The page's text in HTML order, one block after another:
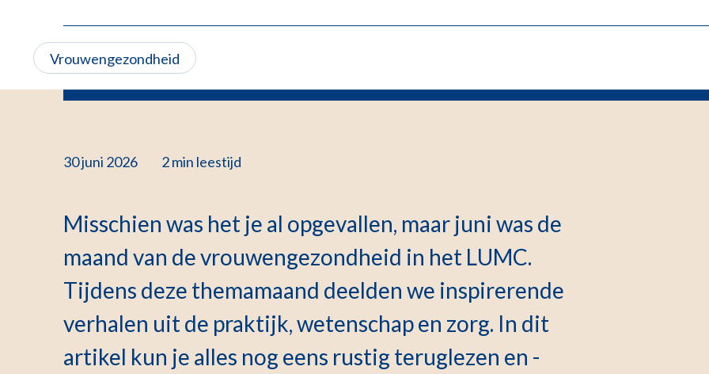
Vrouwengezondheid
30 juni 2026 2 min leestijd
Misschien was het je al opgevallen, maar juni was de
maand van de vrouwengezondheid in het LUMC.
Tijdens deze themamaand deelden we inspirerende
verhalen uit de praktijk, wetenschap en zorg. In dit
artikel kun je alles nog eens rustig teruglezen en -